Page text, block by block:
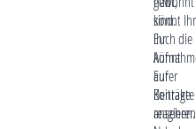
sind.
Ihr
könnt
auf
Beiträge
könnt Ihr
Euch die
Eurer
Kontakte
ansehen.